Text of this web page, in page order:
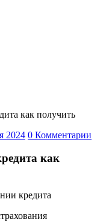
как получить
2024 0 Комментарии
как
кредита